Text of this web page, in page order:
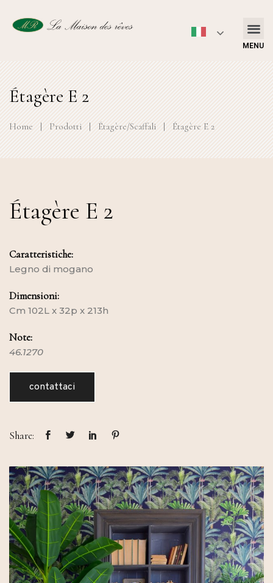
MENU
Étagère E 2
Home | Prodotti | Étagère/Scaffali | Étagère E 2
Étagère E 2
Caratteristiche:
Legno di mogano
Dimensioni:
Cm 102L x 32p x 213h
Note:
46.1270
contattaci
Share: